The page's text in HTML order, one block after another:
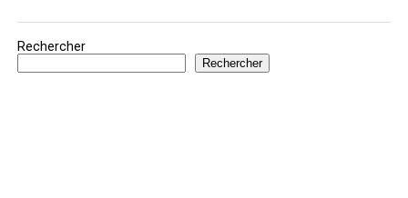
Rechercher
Rechercher